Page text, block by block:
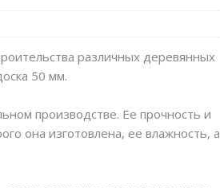
различных деревянных
50 мм.
производстве. Ее прочность и
она изготовлена, ее влажность, а